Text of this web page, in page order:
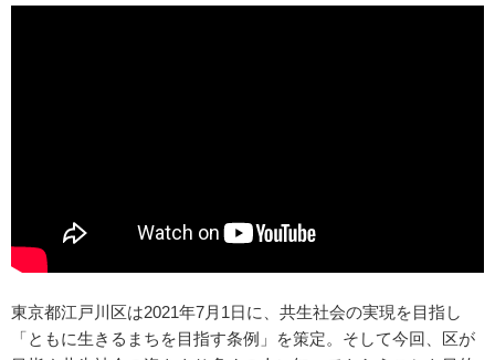
東京都江戸川区は2021年7月1日に、共生社会の実現を目指し
「ともに生きるまちを目指す条例」を策定。そして今回、区が